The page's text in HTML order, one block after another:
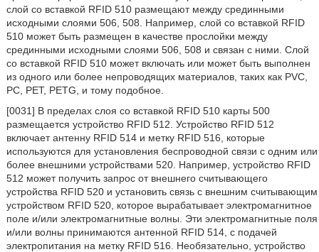
слой со вставкой RFID 510 размещают между срединными
исходными слоями 506, 508. Например, слой со вставкой RFID
510 может быть размещен в качестве прослойки между
срединными исходными слоями 506, 508 и связан с ними. Слой
со вставкой RFID 510 может включать или может быть выполнен
из одного или более непроводящих материалов, таких как PVC,
PC, PET, PETG, и тому подобное.
[0031] В пределах слоя со вставкой RFID 510 карты 500
размещается устройство RFID 512. Устройство RFID 512
включает антенну RFID 514 и метку RFID 516, которые
используются для установления беспроводной связи с одним или
более внешними устройствами 520. Например, устройство RFID
512 может получить запрос от внешнего считывающего
устройства RFID 520 и установить связь с внешним считывающим
устройством RFID 520, которое вырабатывает электромагнитное
поле и/или электромагнитные волны. Эти электромагнитные поля
и/или волны принимаются антенной RFID 514, с подачей
электропитания на метку RFID 516. Необязательно, устройство